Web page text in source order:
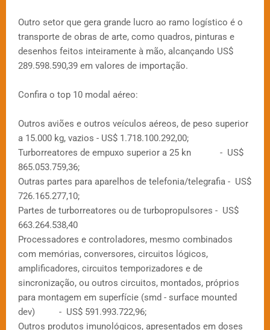
Outro setor que gera grande lucro ao ramo logístico é o
transporte de obras de arte, como quadros, pinturas e
desenhos feitos inteiramente à mão, alcançando US$
289.598.590,39 em valores de importação.
Confira o top 10 modal aéreo:
Outros aviões e outros veículos aéreos, de peso superior
a 15.000 kg, vazios - US$ 1.718.100.292,00;
Turborreatores de empuxo superior a 25 kn - US$
865.053.759,36;
Outras partes para aparelhos de telefonia/telegrafia - US$
726.165.277,10;
Partes de turborreatores ou de turbopropulsores - US$
663.264.538,40
Processadores e controladores, mesmo combinados
com memórias, conversores, circuitos lógicos,
amplificadores, circuitos temporizadores e de
sincronização, ou outros circuitos, montados, próprios
para montagem em superfície (smd - surface mounted
dev) - US$ 591.993.722,96;
Outros produtos imunológicos, apresentados em doses